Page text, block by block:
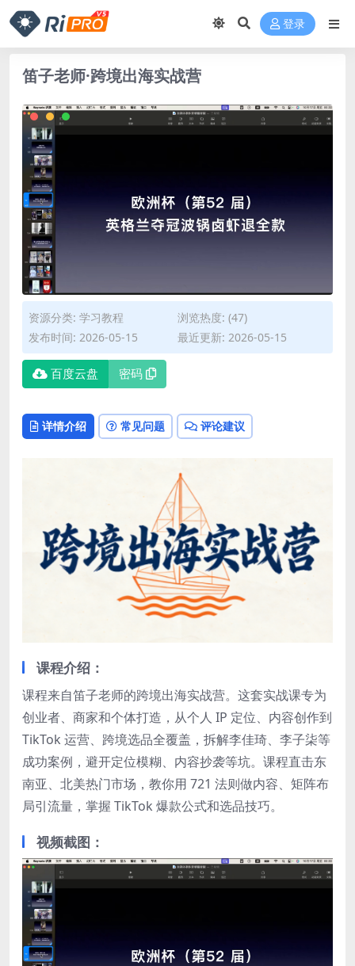
登录
笛子老师·跨境出海实战营
资源分类: 学习教程
浏览热度: (47)
发布时间: 2026-05-15
最近更新: 2026-05-15
百度云盘 密码
详情介绍 常见问题 评论建议
课程介绍：
课程来自笛子老师的跨境出海实战营。这套实战课专为
创业者、商家和个体打造，从个人 IP 定位、内容创作到
TikTok 运营、跨境选品全覆盖，拆解李佳琦、李子柒等
成功案例，避开定位模糊、内容抄袭等坑。课程直击东
南亚、北美热门市场，教你用 721 法则做内容、矩阵布
局引流量，掌握 TikTok 爆款公式和选品技巧。
视频截图：